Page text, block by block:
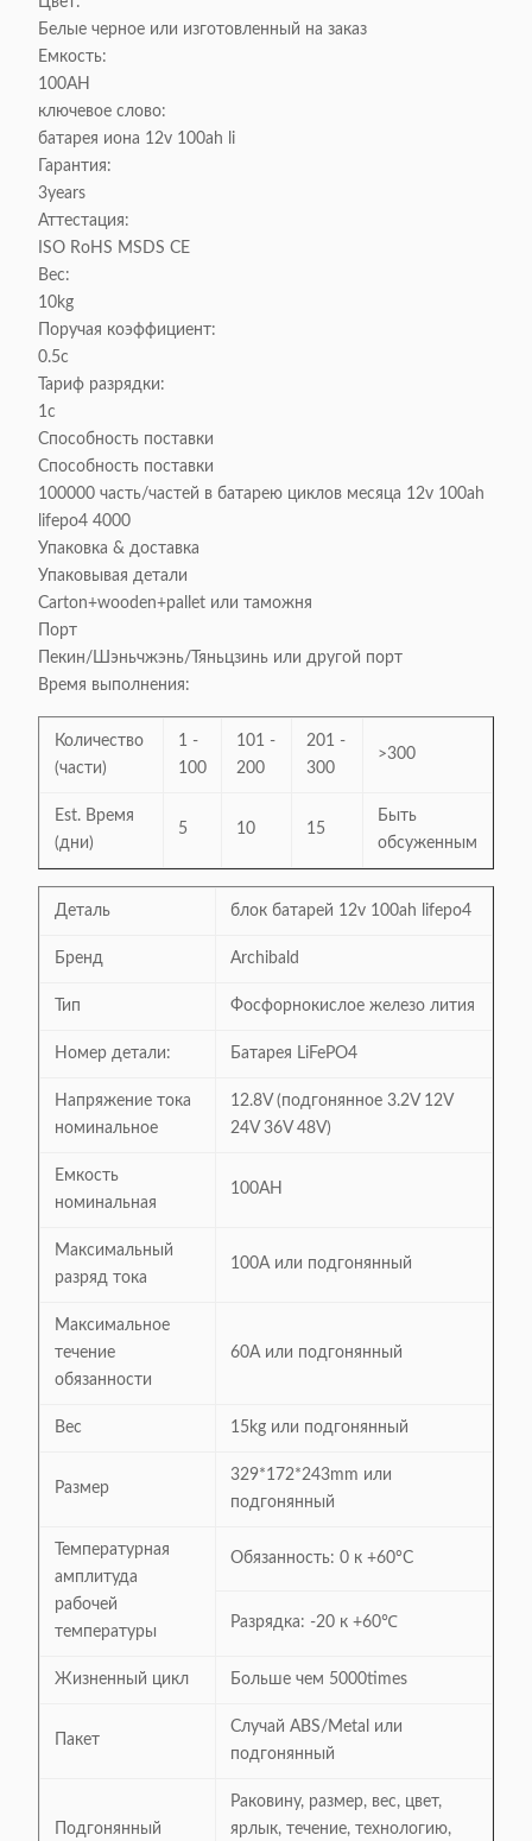
Белые черное или изготовленный на заказ
Емкость:
100AH
ключевое слово:
батарея иона 12v 100ah li
Гарантия:
3years
Аттестация:
ISO RoHS MSDS CE
Вес:
10kg
Поручая коэффициент:
0.5c
Тариф разрядки:
1c
Способность поставки
Способность поставки
100000 часть/частей в батарею циклов месяца 12v 100ah
lifepo4 4000
Упаковка & доставка
Упаковывая детали
Carton+wooden+pallet или таможня
Порт
Пекин/Шэньчжэнь/Тяньцзинь или другой порт
Время выполнения:
Количество
(части)
1 -
100
101 -
200
201 -
300
>300
Est. Время
(дни)
5 10 15
Быть
обсуженным
Деталь блок батарей 12v 100ah lifepo4
Бренд Archibald
Тип Фосфорнокислое железо лития
Номер детали: Батарея LiFePO4
Напряжение тока
номинальное
12.8V (подгонянное 3.2V 12V
24V 36V 48V)
Емкость
номинальная
100AH
Максимальный
разряд тока
100A или подгонянный
Максимальное
течение
обязанности
60A или подгонянный
Вес 15kg или подгонянный
Размер
329*172*243mm или
подгонянный
Температурная
амплитуда
рабочей
температуры
Обязанность: 0 к +60°C
Разрядка: -20 к +60℃
Жизненный цикл Больше чем 5000times
Пакет
Случай ABS/Metal или
подгонянный
Подгонянный
Раковину, размер, вес, цвет,
ярлык, течение, технологию,